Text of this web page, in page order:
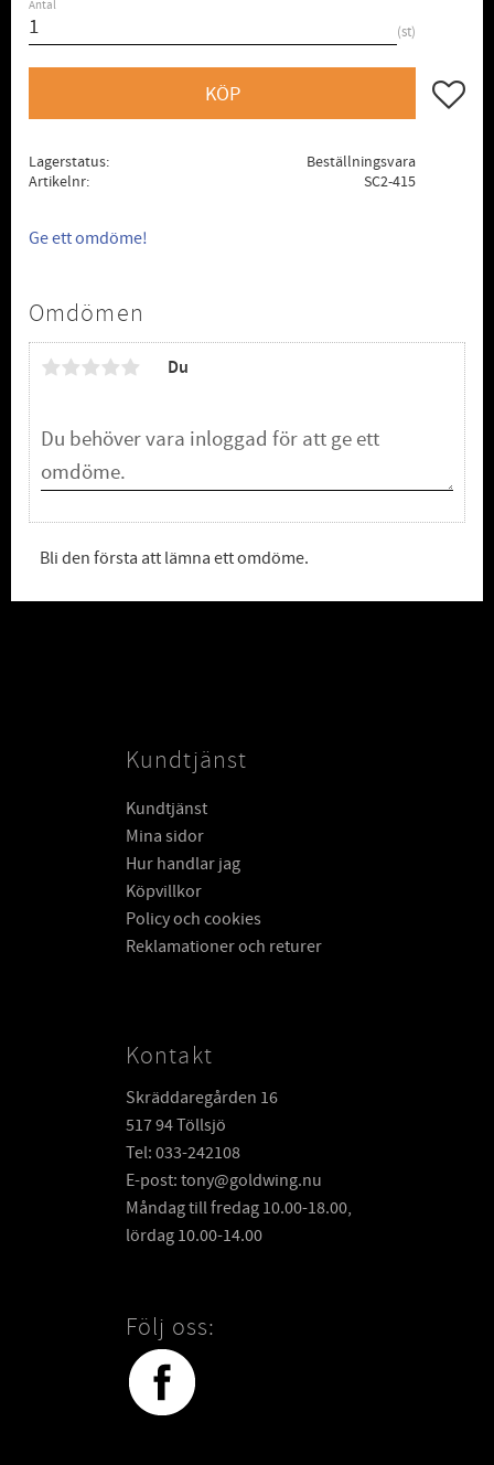
Antal
st
KÖP Lägg
Lagerstatus
Beställningsvara
Artikelnr
SC2-415
Ge ett omdöme!
Omdömen
Du
Bli den första att lämna ett omdöme.
Kundtjänst
Kundtjänst
Mina sidor
Hur handlar jag
Köpvillkor
Policy och cookies
Reklamationer och returer
Kontakt
Skräddaregården 16
517 94 Töllsjö
Tel: 033-242108
E-post: tony@goldwing.nu
Måndag till fredag 10.00-18.00,
lördag 10.00-14.00
Följ oss: